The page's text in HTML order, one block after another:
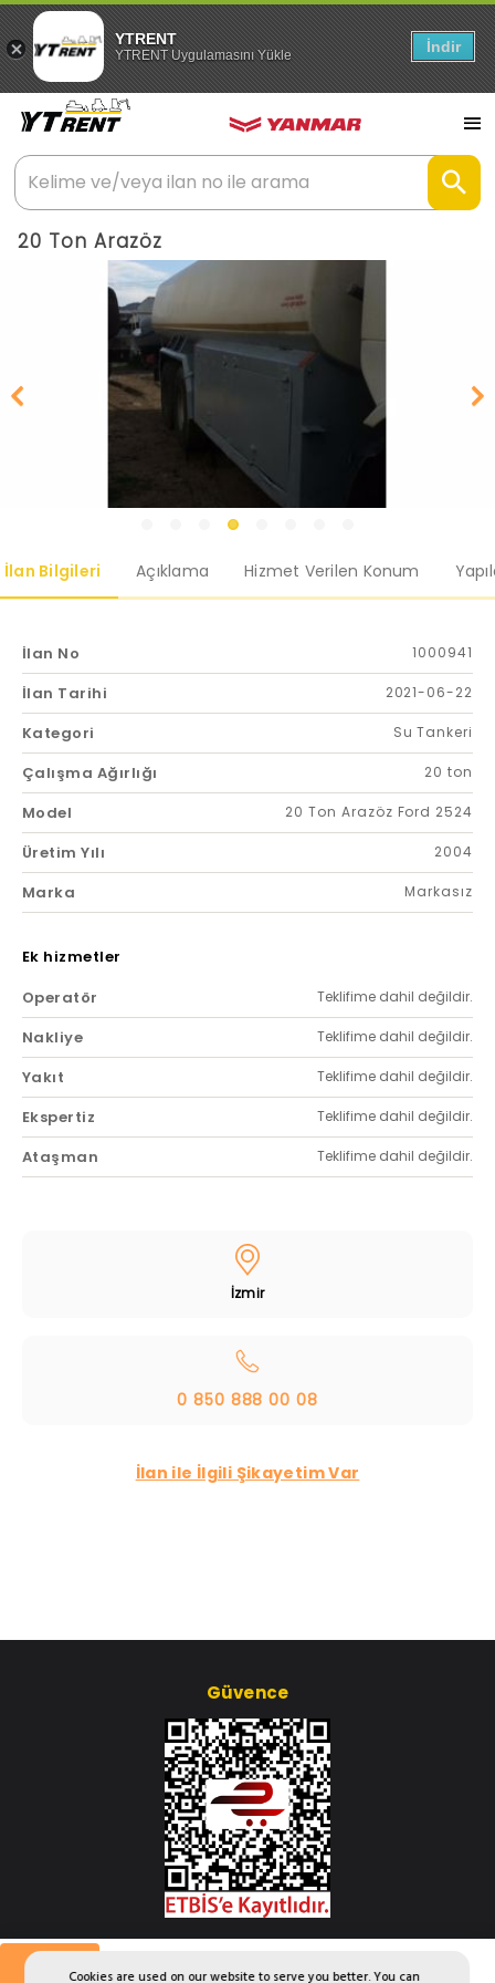
YTRENT
YTRENT Uygulamasını Yükle İndir
Cookies are used on our website to serve you better. You can
20 Ton Arazöz
İlan Bilgileri Açıklama Hizmet Verilen Konum
İlan No 1000941
İlan Tarihi 2021-06-22
Kategori Su Tankeri
Çalışma Ağırlığı 20 ton
Model 20 Ton Arazöz Ford 2524
Üretim Yılı 2004
Marka Markasız
Ek hizmetler
Operatör
Teklifime dahil değildir.
Nakliye Teklifime dahil değildir.
Yakıt Teklifime dahil değildir.
Ekspertiz Teklifime dahil değildir.
Ataşman Teklifime dahil değildir.
İzmir
0 850 888 00 08
İlan ile İlgili Şikayetim Var
Güvence